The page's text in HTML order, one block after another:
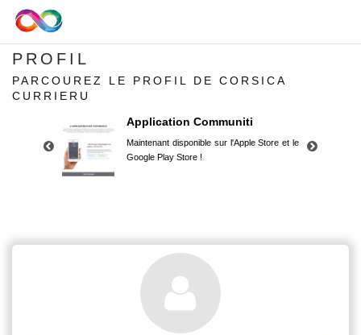
PROFIL
PARCOUREZ LE PROFIL DE CORSICA
CURRIERU
Application Communiti
Maintenant disponible sur l'Apple Store et le
Google Play Store !
Google Play Store !